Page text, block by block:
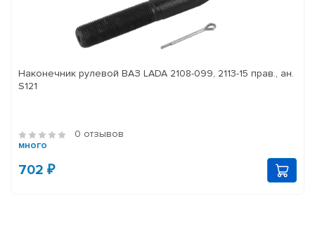
Наконечник рулевой ВАЗ LADA 2108-099, 2113-15 прав., ан.
S121
0 отзывов
много
702 ₽